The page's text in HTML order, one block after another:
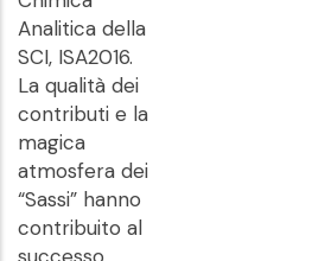
Analitica della
SCI, ISA2016.
La qualità dei
contributi e la
magica
atmosfera dei
“Sassi” hanno
contribuito al